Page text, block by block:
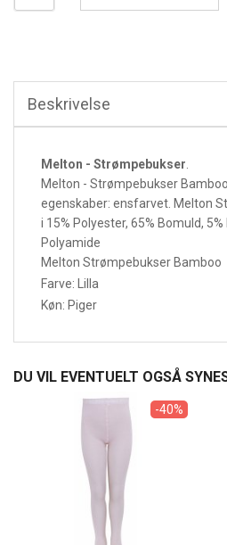
Beskrivelse
Melton - Strømpebukser
Melton - Strømpebukser
egenskaber: ensfarvet. Melton
i 15% Polyester, 65% Bomuld, 5%
Polyamide
Melton Strømpebukser Bamboo
Farve: Lilla
Køn: Piger
DU VIL EVENTUELT OGSÅ
-40%